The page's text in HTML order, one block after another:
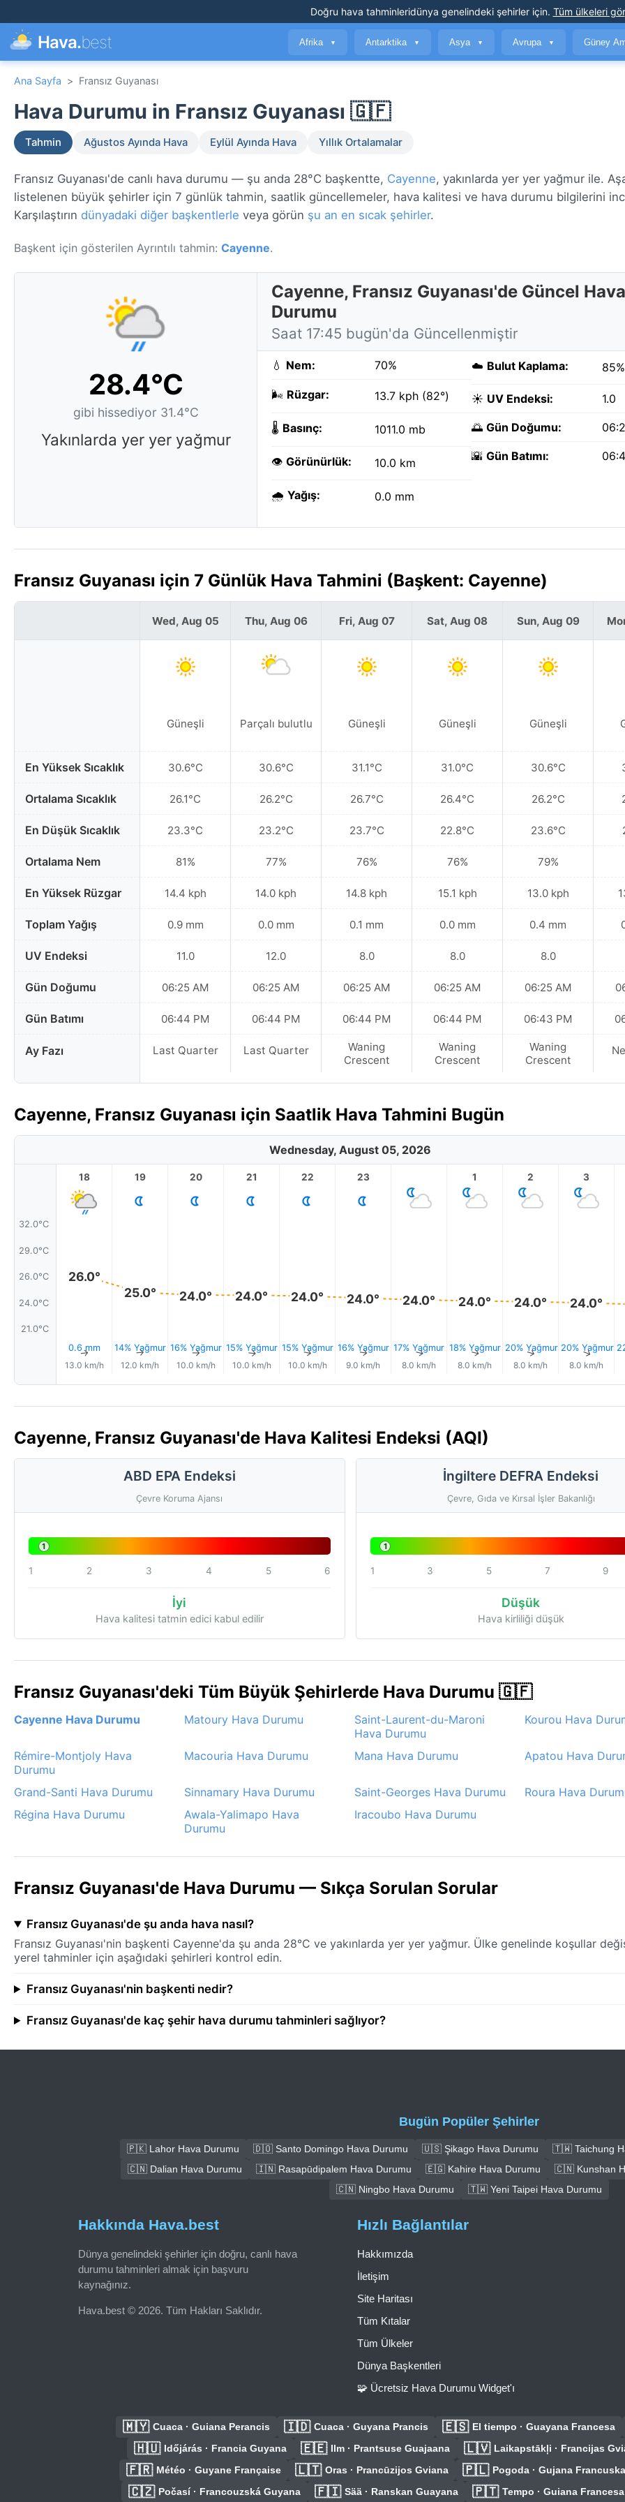
Doğru hava tahminleridünya genelindeki şehirler için. Tüm ülkeleri gör
Hava.best Afrika ▼ Antarktika ▼ Asya ▼ Avrupa ▼ Güney
Ana Sayfa > Fransız Guyanası
Hava Durumu in Fransız Guyanası 🇬🇫
Tahmin Ağustos Ayında Hava Eylül Ayında Hava Yıllık Ortalamalar
Fransız Guyanası'de canlı hava durumu — şu anda 28°C başkentte, Cayenne, yakınlarda yer yer yağmur ile.
listelenen büyük şehirler için 7 günlük tahmin, saatlik güncellemeler, hava kalitesi ve hava durumu bilgilerini
Karşılaştırın dünyadaki diğer başkentlerle veya görün şu an en sıcak şehirler.
Başkent için gösterilen Ayrıntılı tahmin: Cayenne.
28.4°C
gibi hissediyor 31.4°C
Yakınlarda yer yer yağmur
Cayenne, Fransız Guyanası'de Güncel Hava
Durumu
Saat 17:45 bugün'da Güncellenmiştir
💧 Nem: 70%
🌬️ Rüzgar: 13.7 kph (82°)
🌡️ Basınç: 1011.0 mb
👁️ Görünürlük: 10.0 km
🌧️ Yağış: 0.0 mm
☁️ Bulut Kaplama: 85%
☀️ UV Endeksi: 1.0
🌅 Gün Doğumu:
🌇 Gün Batımı:
Fransız Guyanası için 7 Günlük Hava Tahmini (Başkent: Cayenne)
En Yüksek Sıcaklık
Ortalama Sıcaklık
En Düşük Sıcaklık
Ortalama Nem
En Yüksek Rüzgar
Toplam Yağış
UV Endeksi
Gün Doğumu
Gün Batımı
Ay Fazı
Wed, Aug 05
Güneşli
30.6°C
26.1°C
23.3°C
81%
14.4 kph
0.9 mm
11.0
06:25 AM
06:44 PM
Last Quarter
Thu, Aug 06
Parçalı bulutlu
30.6°C
26.2°C
23.2°C
77%
14.0 kph
0.0 mm
12.0
06:25 AM
06:44 PM
Last Quarter
Fri, Aug 07
Güneşli
31.1°C
26.7°C
23.7°C
76%
14.8 kph
0.1 mm
8.0
06:25 AM
06:44 PM
Waning
Crescent
Sat, Aug 08
Güneşli
31.0°C
26.4°C
22.8°C
76%
15.1 kph
0.0 mm
8.0
06:25 AM
06:44 PM
Waning
Crescent
Sun, Aug 09
Güneşli
30.6°C
26.2°C
23.6°C
79%
13.0 kph
0.4 mm
8.0
06:25 AM
06:43 PM
Waning
Crescent
Cayenne, Fransız Guyanası için Saatlik Hava Tahmini Bugün
Wednesday, August 05, 2026
32.0°C
29.0°C
26.0°C
24.0°C
21.0°C
18
26.0°
0.6 mm
↑
13.0 km/h
19
25.0°
14% Yağmur
↑
12.0 km/h
20
24.0°
16% Yağmur
↑
10.0 km/h
21
24.0°
15% Yağmur
↑
10.0 km/h
22
24.0°
15% Yağmur
↑
10.0 km/h
23
24.0°
16% Yağmur
↑
9.0 km/h
24.0°
17% Yağmur
↑
8.0 km/h
1
24.0°
18% Yağmur
↑
8.0 km/h
2
24.0°
20% Yağmur
↑
8.0 km/h
3
24.0°
20% Yağmur
↑
8.0 km/h
Cayenne, Fransız Guyanası'de Hava Kalitesi Endeksi (AQI)
ABD EPA Endeksi
Çevre Koruma Ajansı
1
1 2 3 4 5 6
İyi
Hava kalitesi tatmin edici kabul edilir
İngiltere DEFRA Endeksi
Çevre, Gıda ve Kırsal İşler Bakanlığı
1
1 3 5 7 9
Düşük
Hava kirliliği düşük
Fransız Guyanası'deki Tüm Büyük Şehirlerde Hava Durumu 🇬🇫
Cayenne Hava Durumu Matoury Hava Durumu
Saint-Laurent-du-Maroni
Hava Durumu
Kourou Hava
Rémire-Montjoly Hava
Durumu
Macouria Hava Durumu Mana Hava Durumu Apatou Hava
Grand-Santi Hava Durumu Sinnamary Hava Durumu Saint-Georges Hava Durumu
Roura Hava
Régina Hava Durumu
Awala-Yalimapo Hava
Durumu
Iracoubo Hava Durumu
Fransız Guyanası'de Hava Durumu — Sıkça Sorulan Sorular
Fransız Guyanası'de şu anda hava nasıl?
Fransız Guyanası'nin başkenti Cayenne'da şu anda 28°C ve yakınlarda yer yer yağmur. Ülke genelinde koşullar
yerel tahminler için aşağıdaki şehirleri kontrol edin.
Fransız Guyanası'nin başkenti nedir?
Fransız Guyanası'de kaç şehir hava durumu tahminleri sağlıyor?
Bugün Popüler Şehirler
🇵🇰 Lahor Hava Durumu 🇩🇴 Santo Domingo Hava Durumu 🇺🇸 Şikago Hava Durumu 🇹🇼 Taichung
🇨🇳 Dalian Hava Durumu
🇮🇳 Rasapūdipalem Hava Durumu 🇪🇬 Kahire Hava Durumu 🇨🇳 Kunshan
🇨🇳 Ningbo Hava Durumu
🇹🇼 Yeni Taipei Hava Durumu
Hakkında Hava.best
Dünya genelindeki şehirler için doğru, canlı hava
durumu tahminleri almak için başvuru
kaynağınız.
Hava.best © 2026. Tüm Hakları Saklıdır.
Hızlı Bağlantılar
Hakkımızda
İletişim
Site Haritası
Tüm Kıtalar
Tüm Ülkeler
Dünya Başkentleri
🧩 Ücretsiz Hava Durumu Widget'ı
🇲🇾 Cuaca · Guiana Perancis 🇮🇩 Cuaca · Guyana Prancis 🇪🇸 El tiempo · Guayana Francesa
🇭🇺 Időjárás · Francia Guyana 🇪🇪 Ilm · Prantsuse Guajaana 🇱🇻 Laikapstākļi · Francijas
🇫🇷 Météo · Guyane Française 🇱🇹 Oras · Prancūzijos Gviana 🇵🇱 Pogoda · Gujana Francuska
🇨🇿 Počasí · Francouzská Guyana 🇫🇮 Sää · Ranskan Guayana 🇵🇹 Tempo · Guiana Francesa